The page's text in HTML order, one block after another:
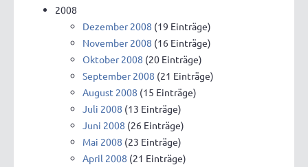
2008
Dezember 2008 (19 Einträge)
November 2008 (16 Einträge)
Oktober 2008 (20 Einträge)
September 2008 (21 Einträge)
August 2008 (15 Einträge)
Juli 2008 (13 Einträge)
Juni 2008 (26 Einträge)
Mai 2008 (23 Einträge)
April 2008 (21 Einträge)